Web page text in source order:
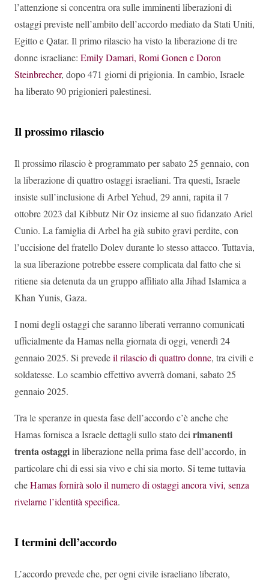
l’attenzione si concentra ora sulle imminenti liberazioni di
ostaggi previste nell’ambito dell’accordo mediato da Stati Uniti,
Egitto e Qatar. Il primo rilascio ha visto la liberazione di tre
donne israeliane: Emily Damari, Romi Gonen e Doron
Steinbrecher, dopo 471 giorni di prigionia. In cambio, Israele
ha liberato 90 prigionieri palestinesi.
Il prossimo rilascio
Il prossimo rilascio è programmato per sabato 25 gennaio, con
la liberazione di quattro ostaggi israeliani. Tra questi, Israele
insiste sull’inclusione di Arbel Yehud, 29 anni, rapita il 7
ottobre 2023 dal Kibbutz Nir Oz insieme al suo fidanzato Ariel
Cunio. La famiglia di Arbel ha già subito gravi perdite, con
l’uccisione del fratello Dolev durante lo stesso attacco. Tuttavia,
la sua liberazione potrebbe essere complicata dal fatto che si
ritiene sia detenuta da un gruppo affiliato alla Jihad Islamica a
Khan Yunis, Gaza.
I nomi degli ostaggi che saranno liberati verranno comunicati
ufficialmente da Hamas nella giornata di oggi, venerdì 24
gennaio 2025. Si prevedeil rilascio di quattro donne, tra civili e
soldatesse. Lo scambio effettivo avverrà domani, sabato 25
gennaio 2025.
Tra le speranze in questa fase dell’accordo c’è anche che
Hamas fornisca a Israele dettagli sullo stato deirimanenti
trenta ostaggiin liberazione nella prima fase dell’accordo, in
particolare chi di essi sia vivo e chi sia morto. Si teme tuttavia
cheHamas fornirà solo il numero di ostaggi ancora vivi, senza
rivelarne l’identità specifica.
I termini dell’accordo
L’accordo prevede che, per ogni civile israeliano liberato,